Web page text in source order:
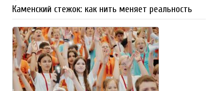
Каменский стежок: как нить меняет реальность